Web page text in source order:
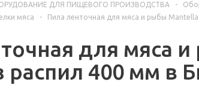
ДЛЯ ПИЩЕВОГО ПРОИЗВОДСТВА -
мяса
- Пила ленточная для мяса и рыбы
для мяса
распил 400 мм в